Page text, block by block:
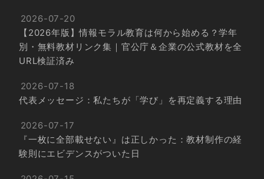
2026-07-20
【2026年版】情報モラル教育は何から始める？学年
別・無料教材リンク集｜官公庁＆企業の公式教材を全
URL検証済み
2026-07-18
代表メッセージ：私たちが「学び」を再定義する理由
2026-07-17
『一枚に全部載せない』は正しかった：教材制作の経
験則にエビデンスがついた日